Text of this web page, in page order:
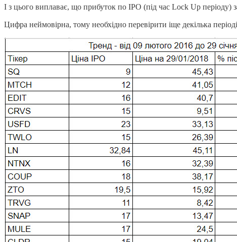
І з цього виплаває, що прибуток по IPO (під час Lock Up
Цифра неймовірна, тому необхідно перевірити іще декілька